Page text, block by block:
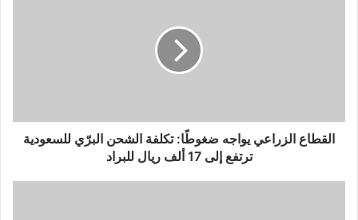
القطاع الزراعي يواجه ضغوطًا: تكلفة الشحن البرّي للسعودية
ترتفع إلى 17 ألف ريال للبراد